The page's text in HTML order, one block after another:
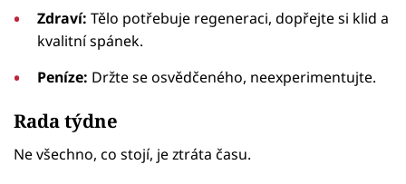
Zdraví:Tělo potřebuje regeneraci, dopřejte si klid a
kvalitní spánek.
Peníze: Držte se osvědčeného, neexperimentujte.
Rada týdne
Ne všechno, co stojí, je ztráta času.